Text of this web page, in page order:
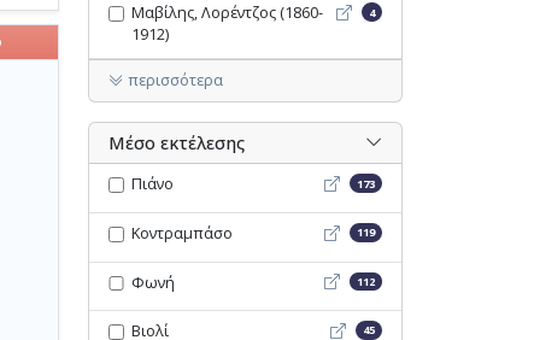
Μαβίλης, Λορέντζος (1860-
1912)
Μαβίλης, Λορέντζος
4
περισσότερα
Μέσο εκτέλεσης
Πιάνο Πιάνο - Opac
173
Κοντραμπάσο Κοντραμπάσο - Opac
119
Φωνή Φωνή - Opac
112
Βιολί Βιολί - Opac
45